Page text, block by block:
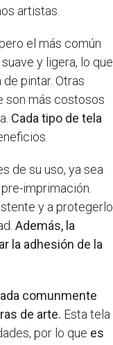
artistas.
el más común
y ligera, lo que
pintar. Otras
son más costosos
Cada tipo de tela
de su uso, ya sea
imprimación.
y a protegerlo
Además, la
la adhesión de la
comunmente
de arte. Esta tela
por lo que es